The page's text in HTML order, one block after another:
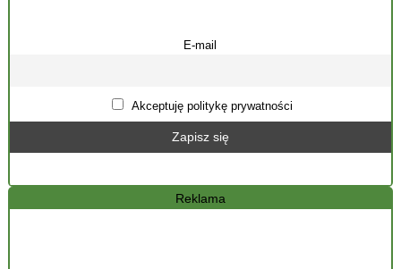
E-mail
Akceptuję politykę prywatności
Reklama